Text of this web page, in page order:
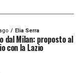
Elia Serra
dal Milan: proposto al
con la Lazio